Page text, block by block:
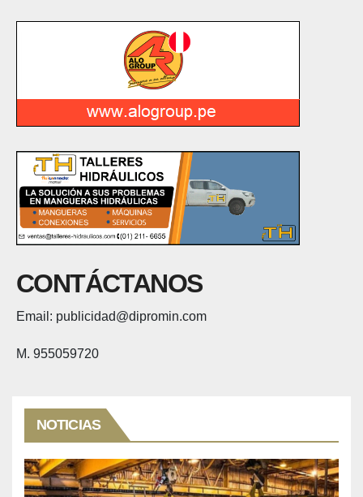
CONTÁCTANOS
Email: publicidad@dipromin.com
M. 955059720
NOTICIAS